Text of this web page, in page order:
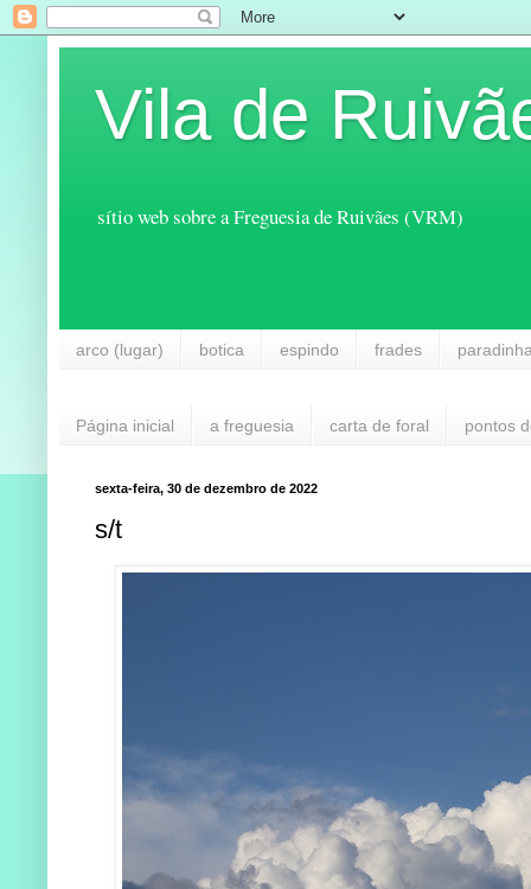
Vila de
sítio web sobre a Freguesia de Ruivães (VRM)
arco (lugar) botica espindo frades
Página inicial a freguesia carta de foral pontos
sexta-feira, 30 de dezembro de 2022
s/t